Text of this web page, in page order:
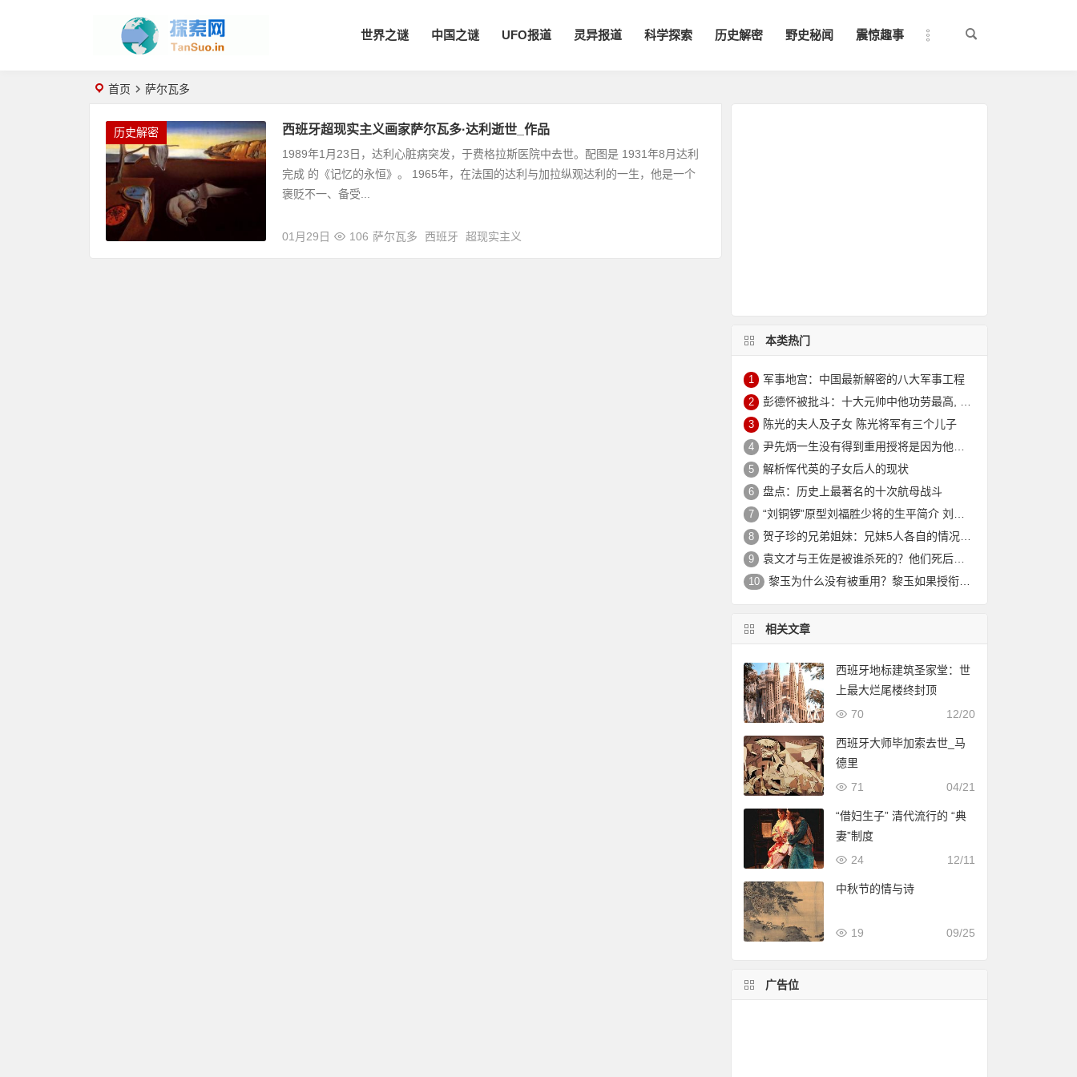
世界之谜 中国之谜 UFO报道 灵异报道 科学探索 历史解密 野史秘闻 震惊趣事
首页 萨尔瓦多
历史解密 西班牙超现实主义画家萨尔瓦多·达利逝世_作品
1989年1月23日，达利心脏病突发，于费格拉斯医院中去世。配图是 1931年8月达利
完成 的《记忆的永恒》。 1965年，在法国的达利与加拉纵观达利的一生，他是一个
褒贬不一、备受...
01月29日 106 萨尔瓦多 西班牙 超现实主义
本类热门
1 军事地宫：中国最新解密的八大军事工程
2 彭德怀被批斗：十大元帅中他功劳最高, 却被批斗最惨8年囚禁生活
3 陈光的夫人及子女 陈光将军有三个儿子
4 尹先炳一生没有得到重用授将是因为他个人方面有生活作风问题？
5 解析恽代英的子女后人的现状
6 盘点：历史上最著名的十次航母战斗
7 “刘铜锣”原型刘福胜少将的生平简介 刘福胜的老婆是谁？
8 贺子珍的兄弟姐妹：兄妹5人各自的情况介绍
9 袁文才与王佐是被谁杀死的？他们死后其后代情况如何？
10 黎玉为什么没有被重用？黎玉如果授衔会是什么军衔？
相关文章
西班牙地标建筑圣家堂：世
上最大烂尾楼终封顶
12/20
70
西班牙大师毕加索去世_马
德里
04/21
71
“借妇生子” 清代流行的 “典
妻”制度
12/11
24
中秋节的情与诗
09/25
19
广告位